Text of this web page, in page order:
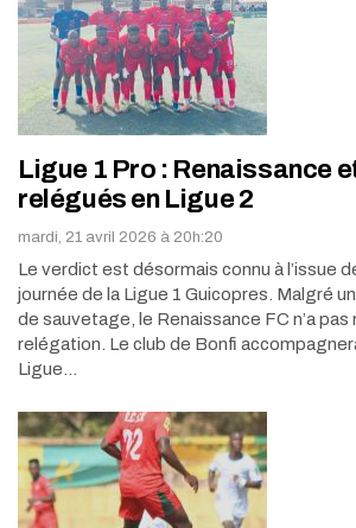
Ligue 1 Pro : Renaissance
relégués en Ligue 2
mardi, 21 avril 2026 à 20h:20
Le verdict est désormais connu à l’issue
journée de la Ligue 1 Guicopres. Malgré
de sauvetage, le Renaissance FC n’a pas
relégation. Le club de Bonfi
Ligue…